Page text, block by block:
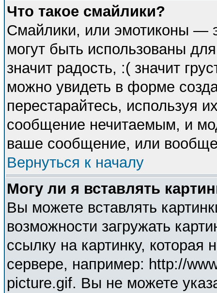
Что такое смайлики?
Смайлики, или эмотиконы —
могут быть использованы
значит радость, :( значит
можно увидеть в форме
перестарайтесь, используя
сообщение нечитаемым, и
ваше сообщение, или вообще
Вернуться к началу
Могу ли я вставлять
Вы можете вставлять
возможности загружать
ссылку на картинку,
сервере, например: http://
picture.gif. Вы не можете